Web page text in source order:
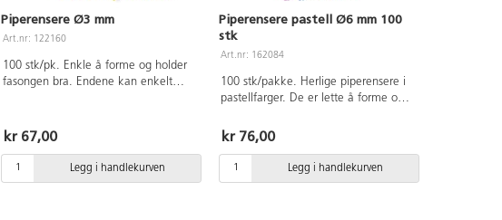
Piperensere Ø3 mm
Art.nr: 122160
100 stk/pk. Enkle å forme og holder
fasongen bra. Endene kan enkelt
grønn, gul, oransje, brun, svart og
kr 67,00
Legg i handlekurven
Piperensere pastell Ø6 mm 100
stk
Art.nr: 162084
100 stk/pakke. Herlige piperensere i
pastellfarger. De er lette å forme og
å vri sammen. Ø6 mm. Lengde 30
cm. Laget av polypropylen. Fra 3 år
og oppover. Fri for PVC.
kr 76,00
Legg i handlekurven